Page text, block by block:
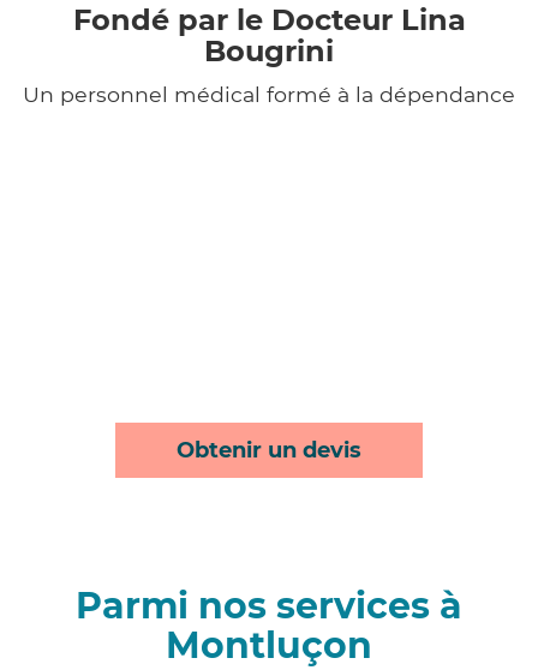
Fondé par le Docteur Lina
Bougrini
Un personnel médical formé à la dépendance
Obtenir un devis
Parmi nos services à
Montluçon